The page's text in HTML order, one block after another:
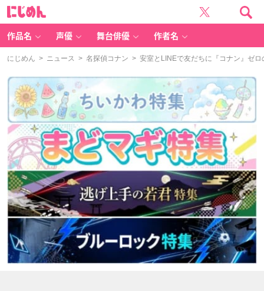
作品名 声優 舞台俳優 作者名
にじめん > ニュース > 名探偵コナン > 安室とLINEで友だちに『コナン』ゼ